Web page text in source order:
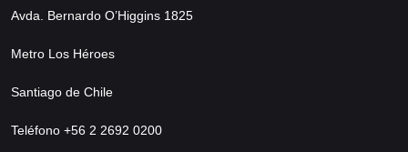
Avda. Bernardo O’Higgins 1825
Metro Los Héroes
Santiago de Chile
Teléfono +56 2 2692 0200